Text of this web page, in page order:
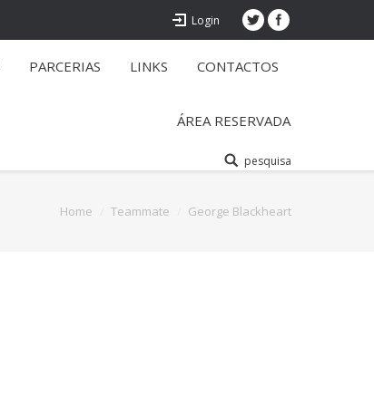
Login
PARCERIAS LINKS CONTACTOS
ÁREA RESERVADA
pesquisa
Home Teammate George Blackheart